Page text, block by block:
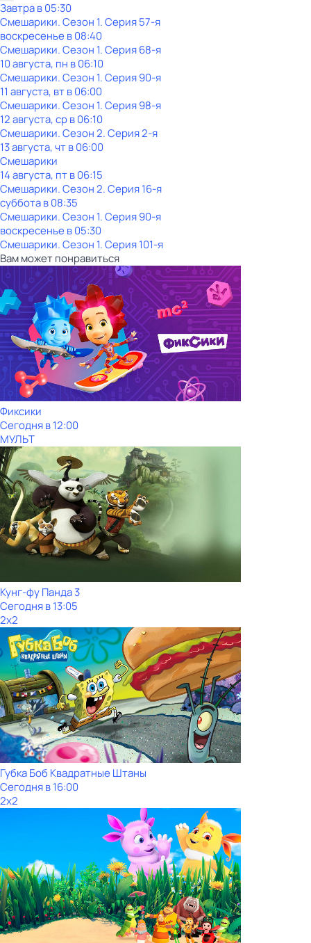
Завтра в 05:30
Смешарики. Сезон 1. Серия 57-я
воскресенье в08:40
Смешарики. Сезон 1. Серия 68-я
10 августа, пн в 06:10
Смешарики. Сезон 1. Серия 90-я
11 августа, вт в 06:00
Смешарики. Сезон 1. Серия 98-я
12 августа, ср в 06:10
Смешарики. Сезон 2. Серия 2-я
13 августа, чт в 06:00
Смешарики
14 августа, пт в 06:15
Смешарики. Сезон 2. Серия 16-я
субботав08:35
Смешарики. Сезон 1. Серия 90-я
воскресенье в05:30
Смешарики. Сезон 1. Серия 101-я
Вам может понравиться
Фиксики
Сегодня в 12:00
МУЛЬТ
Кунг-фу Панда 3
Сегодня в 13:05
2x2
Губка Боб Квадратные Штаны
Сегодня в 16:00
2x2